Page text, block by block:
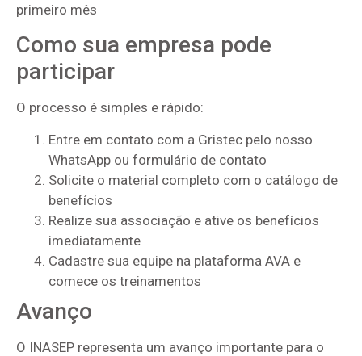
primeiro mês
Como sua empresa pode
participar
O processo é simples e rápido:
Entre em contato com a Gristec pelo nosso
WhatsApp ou formulário de contato
Solicite o material completo com o catálogo de
benefícios
Realize sua associação e ative os benefícios
imediatamente
Cadastre sua equipe na plataforma AVA e
comece os treinamentos
Avanço
O INASEP representa um avanço importante para o